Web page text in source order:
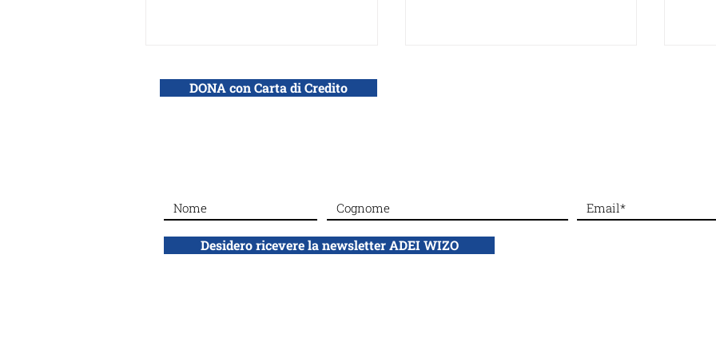
Buon compleanno a Rosa
Ginossar
Da Ginevra al mondo si alza
la voce sul silenzio
DONA con Carta di Credito
Desidero ricevere la newsletter ADEI WIZO